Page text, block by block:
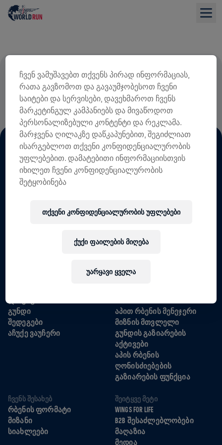
ᲡᲐᲠᲔᲒᲘᲡᲢᲠᲐᲪᲘᲝ ᲗᲐᲜᲮᲘᲡ 100% ᲖᲣᲠᲒᲘᲡ
ᲢᲕᲘᲜᲘᲡ ᲓᲐᲖᲘᲐᲜᲔᲑᲘᲡ ᲙᲕᲚᲔᲕᲐᲡ
ᲛᲝᲮᲛᲐᲠᲓᲔᲑᲐ
ᲧᲕᲔᲚᲐ ᲔᲠᲗᲐᲓ, ᲕᲘᲠᲑᲔᲜᲗ, ᲕᲘᲕᲚᲘᲗ
ᲓᲐ ᲔᲢᲚᲘᲗ ᲒᲐᲓᲐᲕᲐᲐᲓᲒᲘᲚᲓᲔᲑᲘᲗ
ᲒᲣᲜᲓᲘ
ᲨᲔᲓᲔᲒᲔᲑᲘ
ᲐᲩᲣᲥᲔ ᲕᲐᲣᲩᲔᲠᲘ
ᲐᲞᲘᲗ ᲠᲑᲔᲜᲘᲡ ᲛᲔᲜᲔᲯᲔᲠᲘ
ᲛᲘᲖᲜᲘᲡ ᲛᲗᲕᲚᲔᲚᲘ
ᲒᲣᲜᲓᲘᲡ ᲒᲐᲖᲘᲐᲠᲔᲑᲘᲡ
ᲐᲥᲢᲘᲕᲔᲑᲘ
ᲐᲞᲘᲡ ᲠᲑᲔᲜᲘᲡ
ᲦᲝᲜᲘᲡᲫᲘᲔᲑᲔᲑᲘᲡ
ᲒᲐᲖᲘᲐᲠᲔᲑᲘᲡ ᲤᲣᲜᲥᲪᲘᲐ
ᲩᲕᲔᲜᲡ ᲨᲔᲡᲐᲮᲔᲑ
ᲠᲑᲔᲜᲘᲡ ᲤᲝᲠᲛᲐᲢᲘ
ᲛᲘᲖᲐᲜᲘ
ᲡᲘᲐᲮᲚᲔᲔᲑᲘ
ᲨᲔᲘᲢᲧᲕᲔ ᲛᲔᲢᲘ
WINGS FOR LIFE
B2B ᲨᲔᲡᲐᲫᲚᲔᲑᲚᲝᲑᲔᲑᲘ
ᲛᲐᲦᲐᲖᲘᲐ
ᲛᲔᲓᲘᲐ
ჩვენ ვამუშავებთ თქვენს პირად ინფორმაციას,
რათა გავზომოთ და გავაუმჯობესოთ ჩვენი
საიტები და სერვისები, დავეხმაროთ ჩვენს
მარკეტინგულ კამპანიებს და მივაწოდოთ
პერსონალიზებული კონტენტი და რეკლამა.
მარჯვენა ღილაკზე დაწკაპუნებით, შეგიძლიათ
ისარგებლოთ თქვენი კონფიდენციალურობის
უფლებებით. დამატებითი ინფორმაციისთვის
იხილეთ ჩვენი კონფიდენციალურობის
შეტყობინება
თქვენი კონფიდენციალურობის უფლებები
უარყავი ყველა
ქუქი ფაილების მიღება